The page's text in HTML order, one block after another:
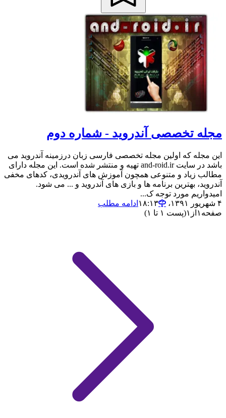
مجله تخصصی آندروید - شماره دوم
این مجله که اولین مجله تخصصی فارسی زبان درزمینه آندروید می
باشد در سایت and-roid.ir تهیه و منتشر شده است. این مجله دارای
مطالب زیاد و متنوعی همچون آموزش های آندرویدی، کدهای مخفی
آندروید، بهترین برنامه ها و بازی های آندروید و ... می شود.
امیدواریم مورد توجه ک...
۴ شهریور ۱۳۹۱،‏ ۱۸:۱۳
ادامه مطلب
صفحه ۱ از ۱(پست ۱ تا ۱)